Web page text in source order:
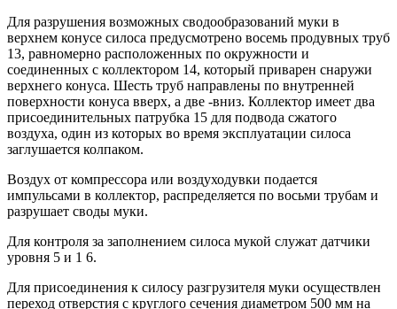
Для разрушения возможных сводообразований муки в
верхнем конусе силоса предусмотрено восемь продувных труб
13, равномерно расположенных по окружности и
соединенных с коллектором 14, который приварен снаружи
верхнего конуса. Шесть труб направлены по внутренней
поверхности конуса вверх, а две -вниз. Коллектор имеет два
присоединительных патрубка 15 для подвода сжатого
воздуха, один из которых во время эксплуатации силоса
заглушается колпаком.
Воздух от компрессора или воздуходувки подается
импульсами в коллектор, распределяется по восьми трубам и
разрушает своды муки.
Для контроля за заполнением силоса мукой служат датчики
уровня 5 и 1 6.
Для присоединения к силосу разгрузителя муки осуществлен
переход отверстия с круглого сечения диаметром 500 мм на